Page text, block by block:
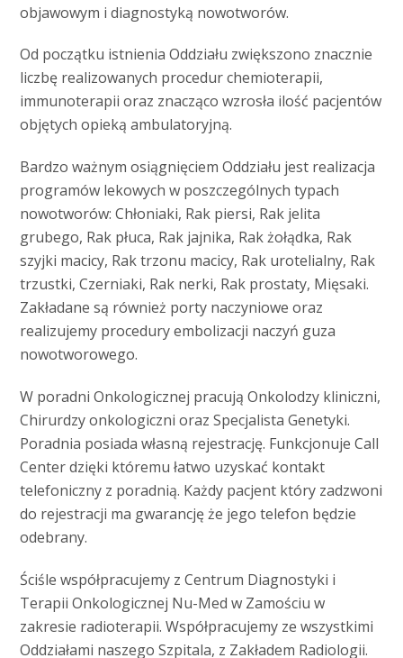
objawowym i diagnostyką nowotworów.
Od początku istnienia Oddziału zwiększono znacznie
liczbę realizowanych procedur chemioterapii,
immunoterapii oraz znacząco wzrosła ilość pacjentów
objętych opieką ambulatoryjną.
Bardzo ważnym osiągnięciem Oddziału jest realizacja
programów lekowych w poszczególnych typach
nowotworów: Chłoniaki, Rak piersi, Rak jelita
grubego, Rak płuca, Rak jajnika, Rak żołądka, Rak
szyjki macicy, Rak trzonu macicy, Rak urotelialny, Rak
trzustki, Czerniaki, Rak nerki, Rak prostaty, Mięsaki.
Zakładane są również porty naczyniowe oraz
realizujemy procedury embolizacji naczyń guza
nowotworowego.
W poradni Onkologicznej pracują Onkolodzy kliniczni,
Chirurdzy onkologiczni oraz Specjalista Genetyki.
Poradnia posiada własną rejestrację. Funkcjonuje Call
Center dzięki któremu łatwo uzyskać kontakt
telefoniczny z poradnią. Każdy pacjent który zadzwoni
do rejestracji ma gwarancję że jego telefon będzie
odebrany.
Ściśle współpracujemy z Centrum Diagnostyki i
Terapii Onkologicznej Nu-Med w Zamościu w
zakresie radioterapii. Współpracujemy ze wszystkimi
Oddziałami naszego Szpitala, z Zakładem Radiologii.